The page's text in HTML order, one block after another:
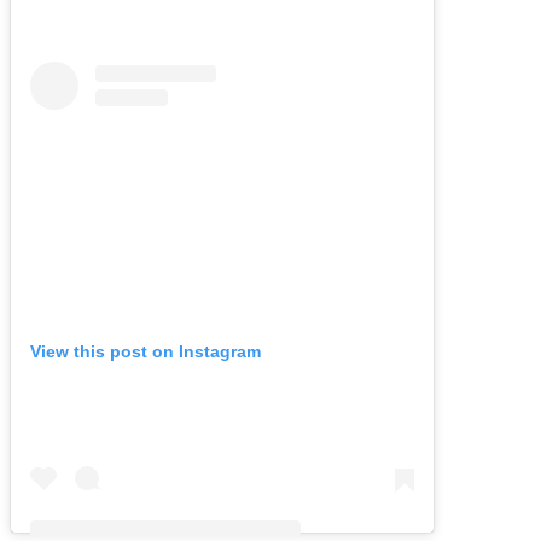
View this post on Instagram